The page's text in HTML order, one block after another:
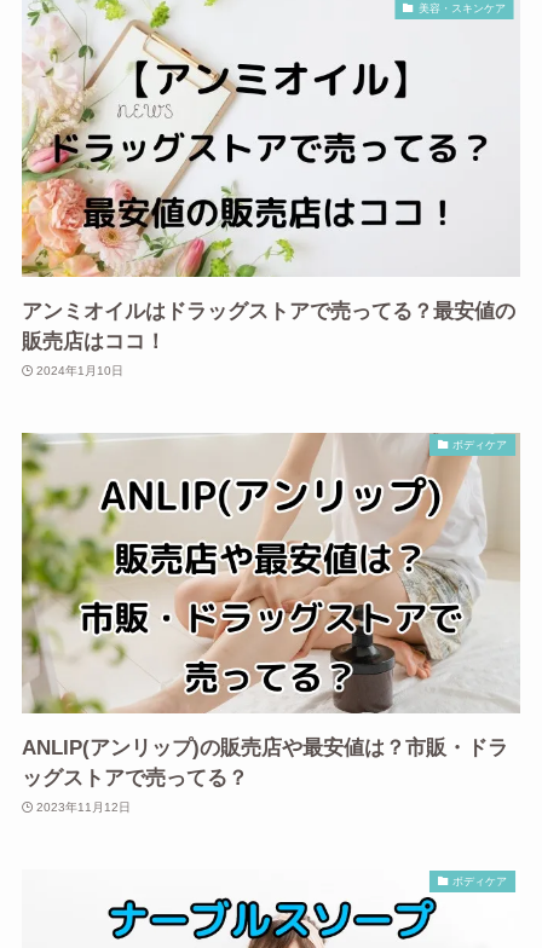
美容・スキンケア
アンミオイルはドラッグストアで売ってる？最安値の
販売店はココ！
2024年1月10日
ボディケア
ANLIP(アンリップ)の販売店や最安値は？市販・ドラ
ッグストアで売ってる？
2023年11月12日
ボディケア